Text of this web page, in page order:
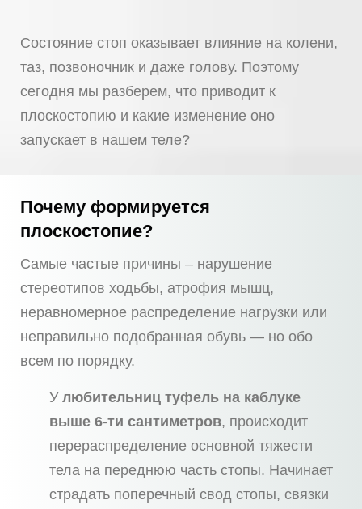
Состояние стоп оказывает влияние на колени,
таз, позвоночник и даже голову. Поэтому
сегодня мы разберем, что приводит к
плоскостопию и какие изменение оно
запускает в нашем теле?
Почему формируется
плоскостопие?
Самые частые причины – нарушение
стереотипов ходьбы, атрофия мышц,
неравномерное распределение нагрузки или
неправильно подобранная обувь — но обо
всем по порядку.
У любительниц туфель на каблуке
выше 6-ти сантиметров, происходит
перераспределение основной тяжести
тела на переднюю часть стопы. Начинает
страдать поперечный свод стопы, связки